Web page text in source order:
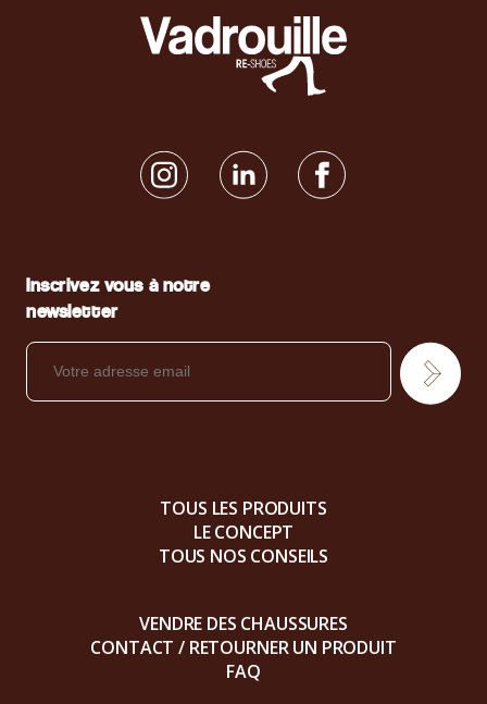
Inscrivez vous à notre
newsletter
TOUS LES PRODUITS
LE CONCEPT
TOUS NOS CONSEILS
VENDRE DES CHAUSSURES
CONTACT / RETOURNER UN PRODUIT
FAQ